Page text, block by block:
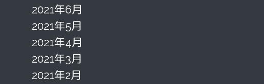
2021年6月
2021年5月
2021年4月
2021年3月
2021年2月